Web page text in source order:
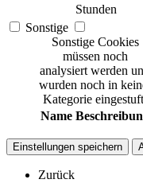
Stunden
Sonstige
Sonstige Cookies
müssen noch
analysiert werden
wurden noch in
Kategorie
Name
Einstellungen speichern
Zurück